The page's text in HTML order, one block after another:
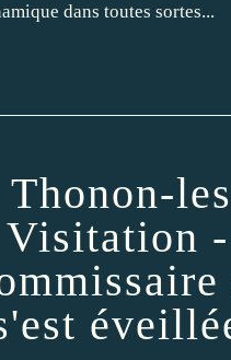
dans toutes sortes...
Thonon-
Visitation -